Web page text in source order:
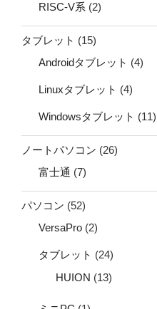
RISC-V系 (2)
タブレット (15)
Androidタブレット (4)
Linuxタブレット (4)
Windowsタブレット (11)
ノートパソコン (26)
富士通 (7)
パソコン (52)
VersaPro (2)
タブレット (24)
HUION (13)